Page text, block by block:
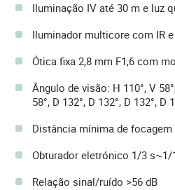
Iluminação IV até 30 m e luz
Iluminador multicore com IR
Ótica fixa 2,8 mm F1,6 com
Ângulo de visão: H 110°, V
58°, D 132°, D 132°, D 132°, D
Distância mínima de focagem
Obturador eletrónico 1/3 s~1/
Relação sinal/ruído >56 dB